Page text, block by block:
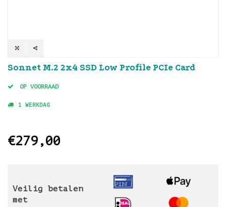
Sonnet M.2 2x4 SSD Low Profile PCIe Card
OP VOORRAAD
1 WERKDAG
€279,00
Veilig betalen
met